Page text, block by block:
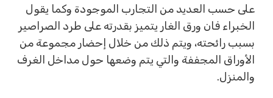
على حسب العديد من التجارب الموجودة وكما يقول
الخبراء فان ورق الغار يتميز بقدرته على طرد الصراصير
بسبب رائحته، ويتم ذلك من خلال إحضار مجموعة من
الأوراق المجففة والتي يتم وضعها حول مداخل الغرف
والمنزل.